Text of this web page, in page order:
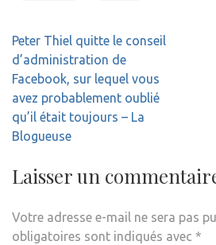
Navigation
de
l’article
Peter Thiel quitte le conseil
d’administration de
Facebook, sur lequel vous
avez probablement oublié
qu’il était toujours – La
Blogueuse
Laisser un
Votre adresse e-mail ne sera pas
obligatoires sont indiqués avec *